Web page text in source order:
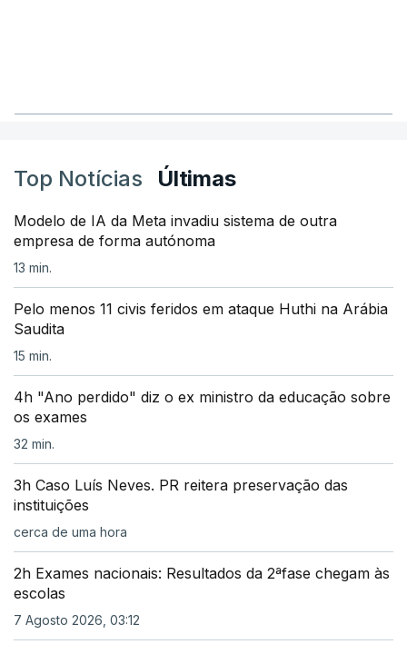
Top Notícias Últimas
Modelo de IA da Meta invadiu sistema de outra
empresa de forma autónoma
13 min.
Pelo menos 11 civis feridos em ataque Huthi na Arábia
Saudita
15 min.
4h "Ano perdido" diz o ex ministro da educação sobre
os exames
32 min.
3h Caso Luís Neves. PR reitera preservação das
instituições
cerca de uma hora
2h Exames nacionais: Resultados da 2ªfase chegam às
escolas
7 Agosto 2026, 03:12